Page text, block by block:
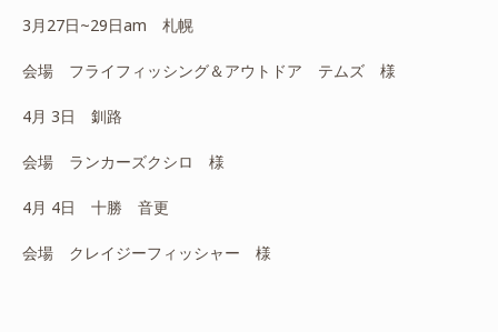
3月27日~29日am 札幌
会場 フライフィッシング＆アウトドア テムズ 様
4月 3日 釧路
会場 ランカーズクシロ 様
4月 4日 十勝 音更
会場 クレイジーフィッシャー 様